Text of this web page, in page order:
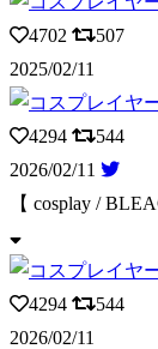
4702
507
2025/02/11
4294
544
2026/02/11
【 cosplay /
4294
544
2026/02/11